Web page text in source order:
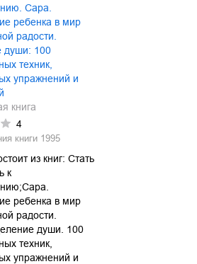
Сара.
ребенка в мир
радости.
души: 100
техник,
упражнений и
книга
4
книги 1995
из книг: Стать
к
ребенка в мир
радости.
души. 100
техник,
упражнений и